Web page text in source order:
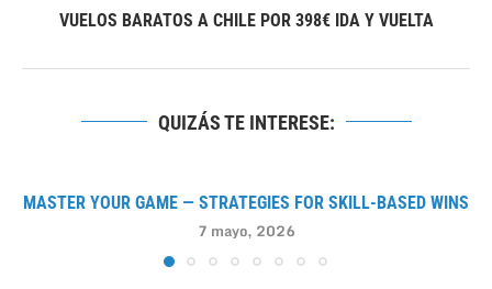
VUELOS BARATOS A CHILE POR 398€ IDA Y VUELTA
QUIZÁS TE INTERESE:
MASTER YOUR GAME — STRATEGIES FOR SKILL-BASED WINS
7 mayo, 2026